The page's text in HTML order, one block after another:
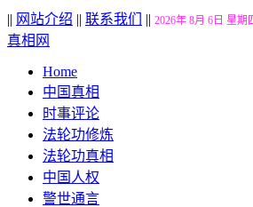
|| 网站介绍 || 联系我们 || 2026年 8月 6日 星期
真相网
Home
中国真相
时事评论
法轮功修炼
法轮功真相
中国人权
警世通言